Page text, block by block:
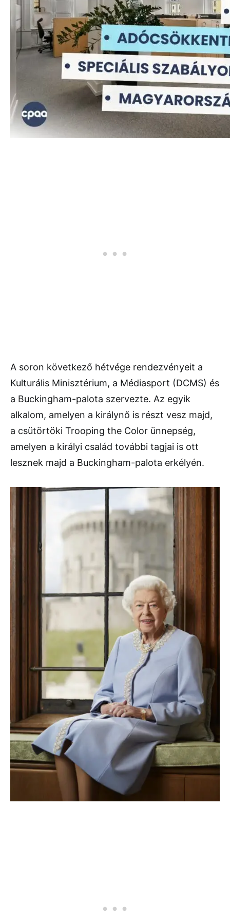
A soron következő hétvége rendezvényeit a
Kulturális Minisztérium, a Médiasport (DCMS) és
a Buckingham-palota szervezte. Az egyik
alkalom, amelyen a királynő is részt vesz majd,
a csütörtöki Trooping the Color ünnepség,
amelyen a királyi család további tagjai is ott
lesznek majd a Buckingham-palota erkélyén.